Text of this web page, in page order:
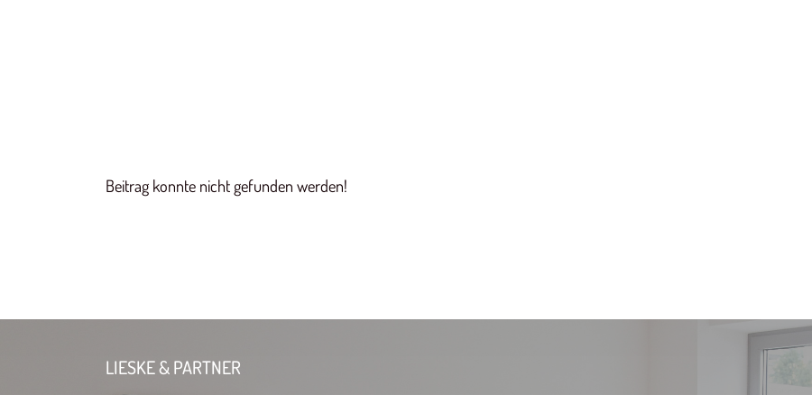
Beitrag konnte nicht gefunden werden!
LIESKE & PARTNER